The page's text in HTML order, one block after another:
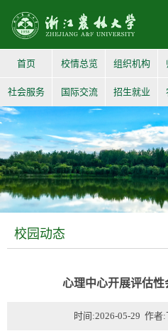
首页 校情总览 组织机构
社会服务 国际交流 招生就业
校园动态
心理中心开展评估性
时间:2026-05-29 作者: